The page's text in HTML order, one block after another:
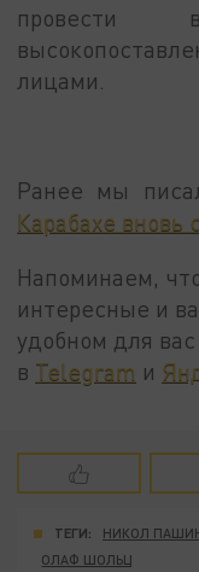
провести
лицами.
Ранее мы
Карабахе вновь
Напоминаем,
интересные и
удобном для
в Telegram и
ТЕГИ: НИКОЛ
ОЛАФ ШОЛЬЦ